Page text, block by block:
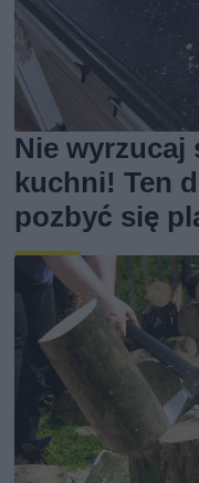
Nie wyrzucaj
kuchni! Ten
pozbyć się